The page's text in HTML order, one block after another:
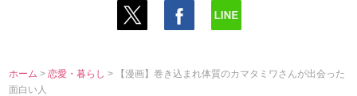
ホーム >恋愛・暮らし> 【漫画】巻き込まれ体質のカマタミワさんが出会った
面白い人